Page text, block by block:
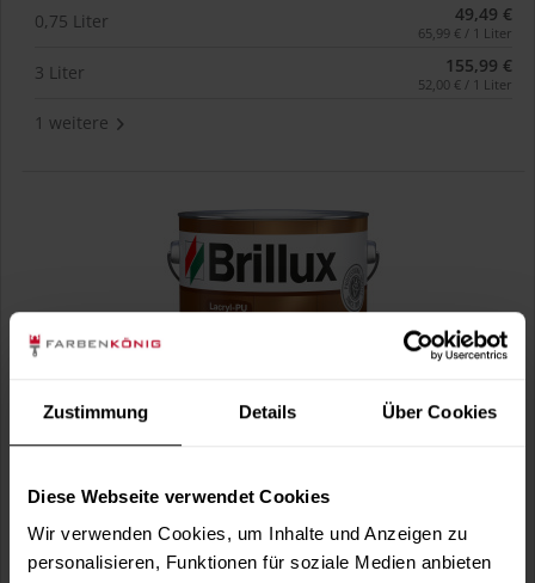
Zustimmung Details Über Cookies
Diese Webseite verwendet Cookies
Wir verwenden Cookies, um Inhalte und Anzeigen zu
personalisieren, Funktionen für soziale Medien anbieten
0,75 Liter 49,49 €
65,99 € / 1 Liter
3 Liter 155,99 €
52,00 € / 1 Liter
1 weitere
seidenmatt, wasserbasiert, für innen
(1)
Verfügbare Varianten